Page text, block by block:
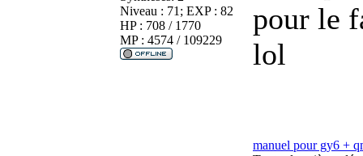
Niveau : 71; EXP : 82
HP : 708 / 1770
MP : 4574 / 109229
pour le
lol
manuel pour gy6 +